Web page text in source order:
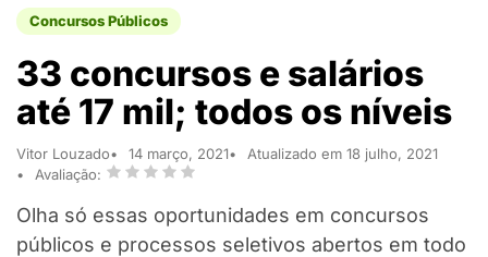
Concursos Públicos
33 concursos e salários
até 17 mil; todos os níveis
Vitor Louzado 14 março, 2021
Atualizado em 18 julho, 2021
Avaliação:
Olha só essas oportunidades em concursos
públicos e processos seletivos abertos em todo